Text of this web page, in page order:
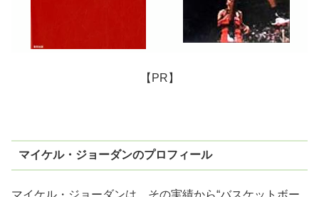
【PR】
マイケル・ジョーダンのプロフィール
マイケル・ジョーダンは、その実績から“バスケットボー